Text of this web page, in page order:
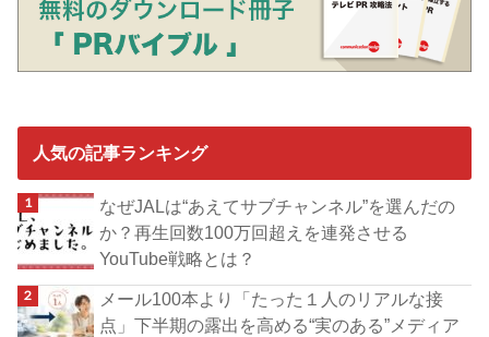
人気の記事ランキング
なぜJALは“あえてサブチャンネル”を選んだの
か？再生回数100万回超えを連発させる
YouTube戦略とは？
メール100本より「たった１人のリアルな接
点」下半期の露出を高める“実のある”メディア